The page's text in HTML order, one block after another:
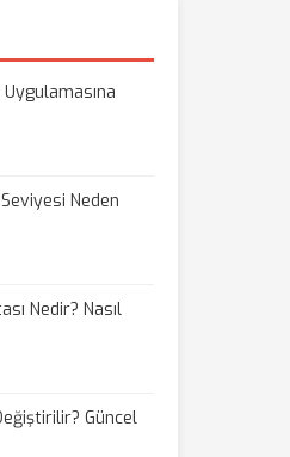
Neden
Nedir? Nasıl
Güncel